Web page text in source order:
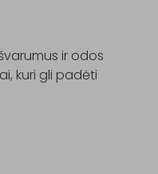
ir odos
kuri gli padėti